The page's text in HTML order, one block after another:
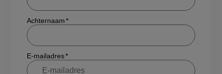
Achternaam
E-mailadres